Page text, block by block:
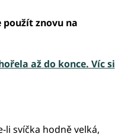
znovu na
až do konce. Víc si
li svíčka hodně velká,